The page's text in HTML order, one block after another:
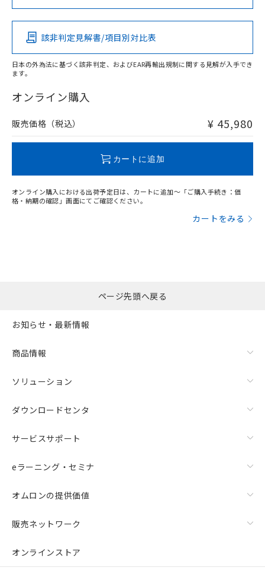
Pb Hg Cd Cr(VI)
O
在庫等で未対応品が混在する可能性があります。
問い合わせください。
この製品の規格認証/適合状況ページへ
その他の認証はこちらのページからご検索ください
該非判定見解書/項目別対比表
日本の外為法に基づく該非判定、およびEAR再輸出規制に関する見解が入手でき
ます。
オンライン購入
販売価格（税込） ¥ 45,980
カートに追加
オンライン購入における出荷予定日は、カートに追加～「ご購入手続き：価
格・納期の確認」画面にてご確認ください。
カートをみる
ページ先頭へ戻る
お知らせ・最新情報
商品情報
ソリューション
ダウンロードセンタ
サービスサポート
eラーニング・セミナ
オムロンの提供価値
販売ネットワーク
オンラインストア